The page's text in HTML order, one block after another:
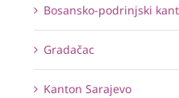
Bosansko-podrinjski
Gradačac
Kanton Sarajevo